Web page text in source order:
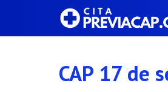
CAP 17 de